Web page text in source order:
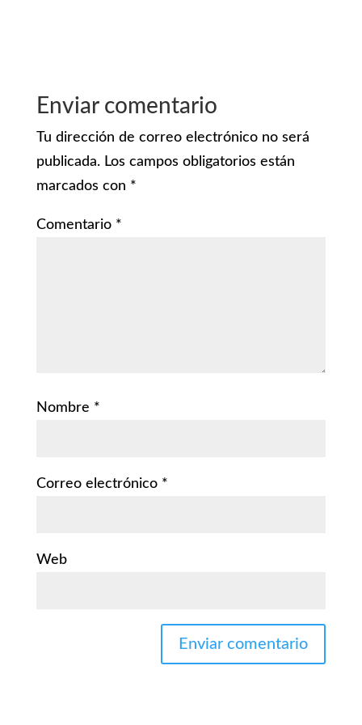
Enviar comentario
Tu dirección de correo electrónico no será
publicada. Los campos obligatorios están
marcados con *
Comentario *
Nombre *
Correo electrónico *
Web